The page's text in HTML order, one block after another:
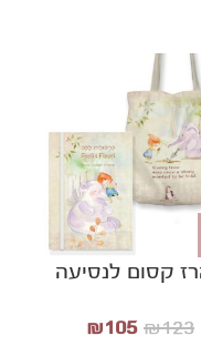
קסום לנסיעה
₪123
₪105